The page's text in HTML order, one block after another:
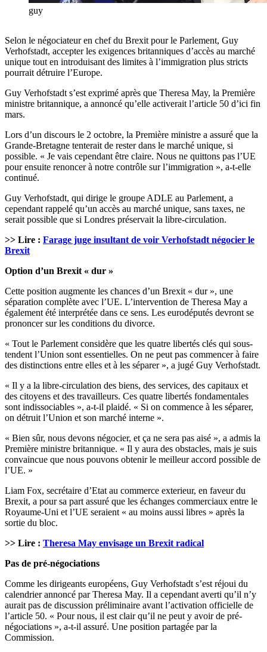
guy
Selon le négociateur en chef du Brexit pour le Parlement, Guy
Verhofstadt, accepter les exigences britanniques d’accès au marché
unique tout en introduisant des limites à l’immigration plus stricts
pourrait détruire l’Europe.
Guy Verhofstadt s’est exprimé après que Theresa May, la Première
ministre britannique, a annoncé qu’elle activerait l’article 50 d’ici fin
mars.
Lors d’un discours le 2 octobre, la Première ministre a assuré que la
Grande-Bretagne tenterait de rester dans le marché unique, si
possible. « Je vais cependant être claire. Nous ne quittons pas l’UE
pour ensuite renoncer à notre contrôle sur l’immigration », a-t-elle
continué.
Guy Verhofstadt, qui dirige le groupe ADLE au Parlement, a
cependant rappelé qu’un accès au marché unique, sans taxes, ne
serait possible que si Londres préservait la libre-circulation.
>> Lire : Farage juge insultant de voir Verhofstadt négocier le
Brexit
Option d’un Brexit « dur »
Cette position augmente les chances d’un Brexit « dur », une
séparation complète avec l’UE. L’intervention de Theresa May a
également été interprétée dans ce sens. Les eurodéputés devront se
prononcer sur les conditions du divorce.
« Tout le Parlement considère que les quatre libertés clés qui sous-
tendent l’Union sont essentielles. On ne peut pas commencer à faire
des distinctions entre elles et à les séparer », a jugé Guy Verhofstadt.
« Il y a la libre-circulation des biens, des services, des capitaux et
des citoyens et des travailleurs. Ces quatre libertés fondamentales
sont indissociables », a-t-il plaidé. « Si on commence à les séparer,
on détruit l’Union et son marché interne ».
« Bien sûr, nous devons négocier, et ça ne sera pas aisé », a admis la
Première ministre britannique. « Il y aura des obstacles, mais je suis
convaincue que nous pouvons obtenir le meilleur accord possible de
l’UE. »
Liam Fox, secrétaire d’Etat au commerce exterieur, en faveur du
Brexit, a pour sa part assuré que les échanges commerciaux entre le
Royaume-Uni et l’UE seraient « au moins aussi libres » après la
sortie du bloc.
>> Lire : Theresa May envisage un Brexit radical
Pas de pré-négociations
Comme les dirigeants européens, Guy Verhofstadt s’est réjoui du
calendrier annoncé par Theresa May. Il a cependant averti qu’il n’y
aurait pas de discussion préliminaire avant l’activation officielle de
l’article 50. « Pour nous, il est clair qu’il ne peut y avoir de pré-
négociations », a-t-il assuré. Une position partagée par la
Commission.